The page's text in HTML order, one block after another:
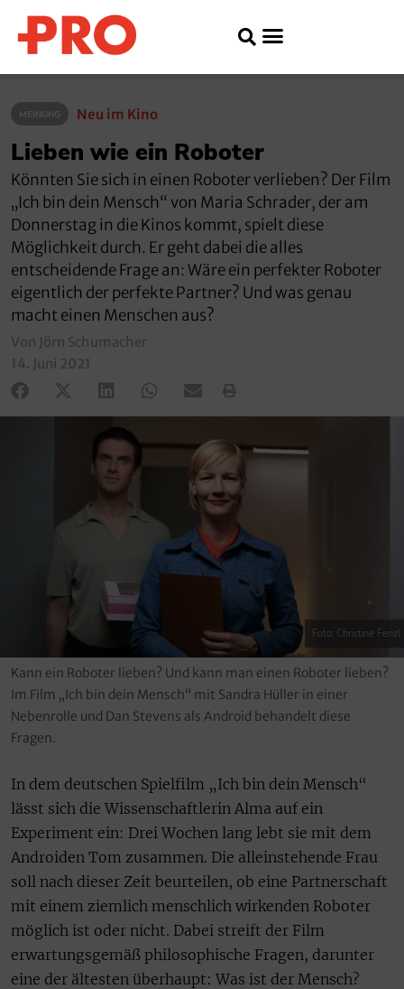
MEINUNG Neu im Kino
Lieben wie ein Roboter
Könnten Sie sich in einen Roboter verlieben? Der Film
„Ich bin dein Mensch“ von Maria Schrader, der am
Donnerstag in die Kinos kommt, spielt diese
Möglichkeit durch. Er geht dabei die alles
entscheidende Frage an: Wäre ein perfekter Roboter
eigentlich der perfekte Partner? Und was genau
macht einen Menschen aus?
Von Jörn Schumacher
14. Juni 2021
Foto: Christine Fenzl
Kann ein Roboter lieben? Und kann man einen Roboter lieben?
Im Film „Ich bin dein Mensch“ mit Sandra Hüller in einer
Nebenrolle und Dan Stevens als Android behandelt diese
Fragen.
In dem deutschen Spielfilm „Ich bin dein Mensch“
lässt sich die Wissenschaftlerin Alma auf ein
Experiment ein: Drei Wochen lang lebt sie mit dem
Androiden Tom zusammen. Die alleinstehende Frau
soll nach dieser Zeit beurteilen, ob eine Partnerschaft
mit einem ziemlich menschlich wirkenden Roboter
möglich ist oder nicht. Dabei streift der Film
erwartungsgemäß philosophische Fragen, darunter
eine der ältesten überhaupt: Was ist der Mensch?